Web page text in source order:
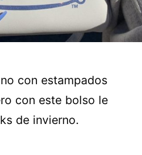
con estampados
con este bolso le
de invierno.